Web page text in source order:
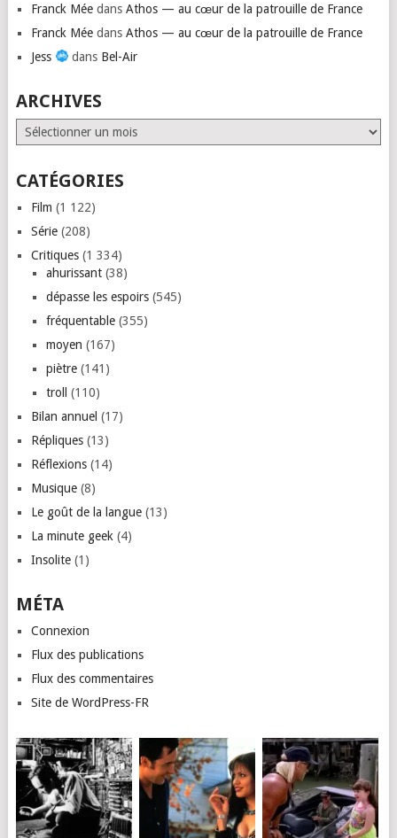
Franck Méedans Athos — au cœur de la patrouille de France
Franck Méedans Athos — au cœur de la patrouille de France
Jess
dans Bel-Air
ARCHIVES
Archives
CATÉGORIES
Film (1 122)
Série(208)
Critiques(1 334)
ahurissant(38)
dépasse les espoirs(545)
fréquentable(355)
moyen (167)
piètre(141)
troll
(110)
Bilan annuel (17)
Répliques(13)
Réflexions(14)
Musique(8)
Le goût de la langue(13)
La minute geek (4)
Insolite(1)
MÉTA
Connexion
Flux des publications
Flux des commentaires
Site de WordPress-FR